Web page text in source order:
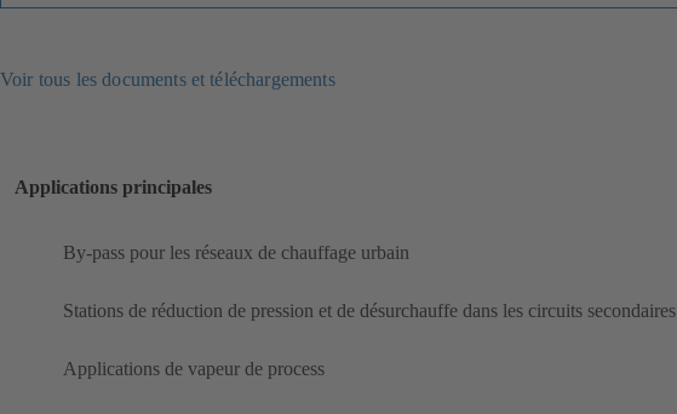
Voir tous les documents et téléchargements
Applications principales
By-pass pour les réseaux de chauffage urbain
​Stations de réduction de pression et de désurchauffe dans les circuits secondaires
Applications de vapeur de process